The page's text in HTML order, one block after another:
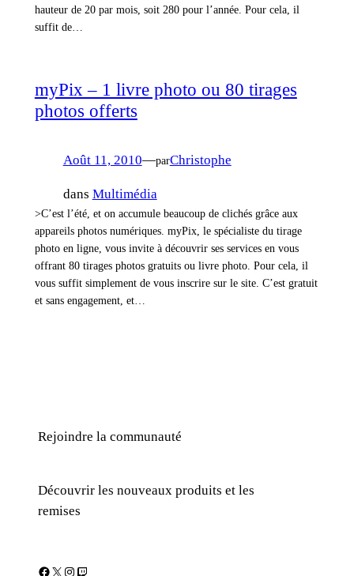
hauteur de 20 par mois, soit 280 pour l’année. Pour cela, il
suffit de…
myPix – 1 livre photo ou 80 tirages
photos offerts
Août 11, 2010—parChristophe
dans Multimédia
>C’est l’été, et on accumule beaucoup de clichés grâce aux
appareils photos numériques. myPix, le spécialiste du tirage
photo en ligne, vous invite à découvrir ses services en vous
offrant 80 tirages photos gratuits ou livre photo. Pour cela, il
vous suffit simplement de vous inscrire sur le site. C’est gratuit
et sans engagement, et…
Rejoindre la communauté
Découvrir les nouveaux produits et les
remises
Facebook X Instagram Twitch